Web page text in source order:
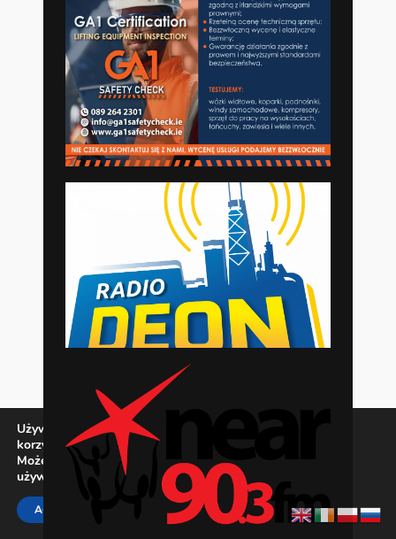
Używamy ciasteczek, aby zapewnić najlepszą jakość
korzystania z naszej witryny.
Możesz dowiedzieć się więcej o tym, jakich ciasteczek
używamy, lub wyłączyć je wustawieniach
ACCEPT SETTINGS Zamknij panel